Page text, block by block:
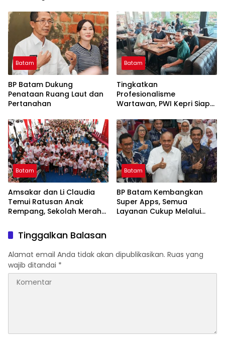
Batam
BP Batam Dukung
Penataan Ruang Laut dan
Pertanahan
Batam
Tingkatkan
Profesionalisme
Wartawan, PWI Kepri Siap
Wartawan Gratis Sesuai
Prosedur
Batam
Amsakar dan Li Claudia
Temui Ratusan Anak
Rempang, Sekolah Merah
Mimpi
Batam
BP Batam Kembangkan
Super Apps, Semua
Layanan Cukup Melalui
Tinggalkan Balasan
Alamat email Anda tidak akan dipublikasikan. Ruas yang
wajib ditandai *